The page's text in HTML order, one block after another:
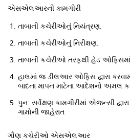
એસએલઆરની કામગીરી
તાબાની કચેરીઓનું નિયંત્રણ.
તાબાની કચેરીઓનું નિરીક્ષણ.
તાબાની કચેરીઓ તરફથી હેડ ઓફિસમાં
હાલમાં જ ડીલઆર ઓફિસ દ્વારા
બાદના માપન માટેના આદેશનો અમલ
પુન: સર્વેક્ષણ કામગીરીમાં એજન્સી
ગામોની જાહેરાત
ગૌણ કચેરીઓ એસએલઆર